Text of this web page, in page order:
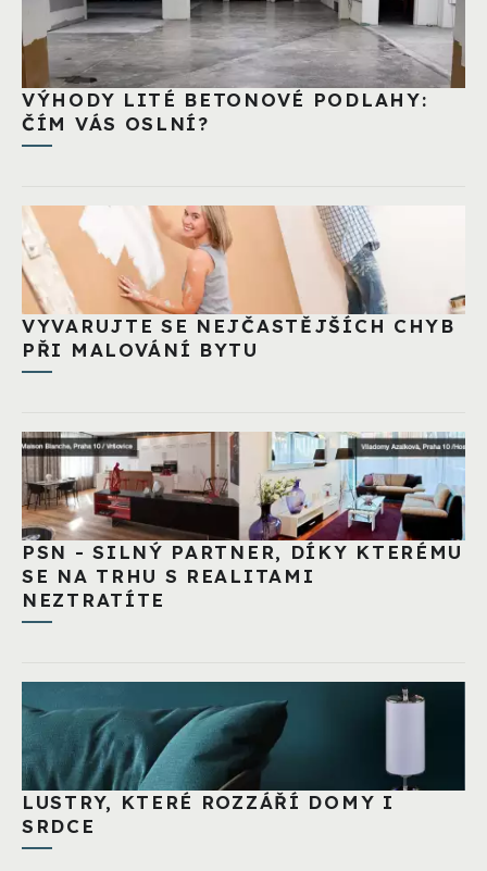
VÝHODY LITÉ BETONOVÉ PODLAHY:
ČÍM VÁS OSLNÍ?
VYVARUJTE SE NEJČASTĚJŠÍCH CHYB
PŘI MALOVÁNÍ BYTU
PSN - SILNÝ PARTNER, DÍKY KTERÉMU
SE NA TRHU S REALITAMI
NEZTRATÍTE
LUSTRY, KTERÉ ROZZÁŘÍ DOMY I
SRDCE